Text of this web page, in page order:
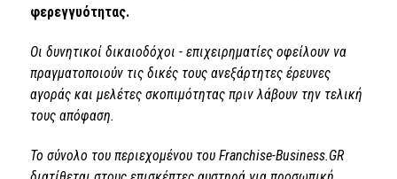
φερεγγυότητας.
Οι δυνητικοί δικαιοδόχοι - επιχειρηματίες οφείλουν να
πραγματοποιούν τις δικές τους ανεξάρτητες έρευνες
αγοράς και μελέτες σκοπιμότητας πριν λάβουν την τελική
τους απόφαση.
Το σύνολο του περιεχομένου του Franchise-Business.GR